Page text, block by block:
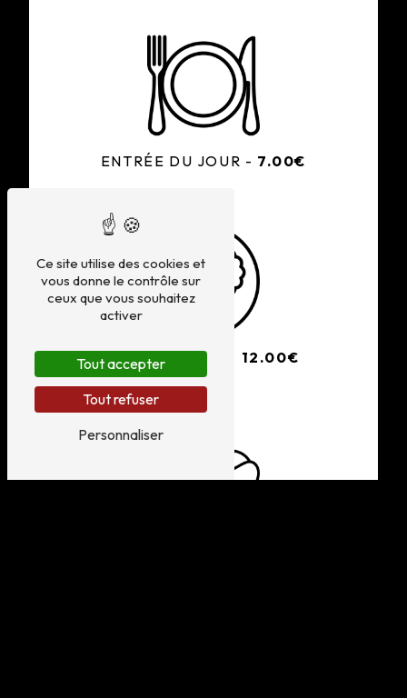
ENTRÉE DU JOUR - 7.00€
PLAT DU JOUR - 12.00€
Ce site utilise des cookies et
vous donne le contrôle sur
ceux que vous souhaitez
activer
Tout accepter
Tout refuser
Personnaliser